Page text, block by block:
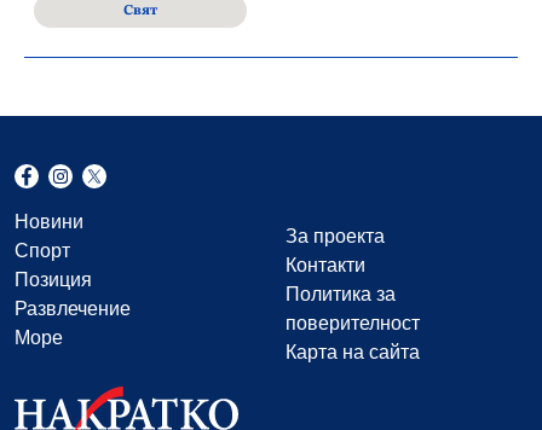
Свят
Новини
Спорт
Позиция
Развлечение
Море
За проекта
Контакти
Политика за
поверителност
Карта на сайта